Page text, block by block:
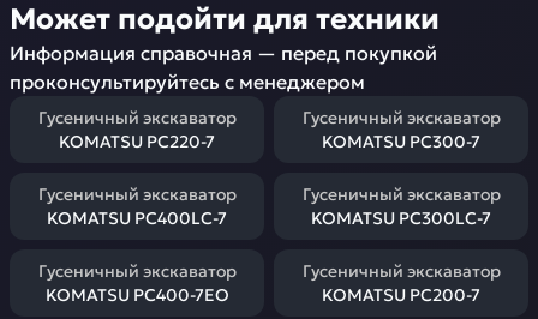
Может подойти для техники
Информация справочная — перед покупкой
проконсультируйтесь с менеджером
Гусеничный экскаватор
KOMATSU PC220-7
Гусеничный экскаватор
KOMATSU PC300-7
Гусеничный экскаватор
KOMATSU PC400LC-7
Гусеничный экскаватор
KOMATSU PC300LC-7
Гусеничный экскаватор
KOMATSU PC400-7EO
Гусеничный экскаватор
KOMATSU PC200-7